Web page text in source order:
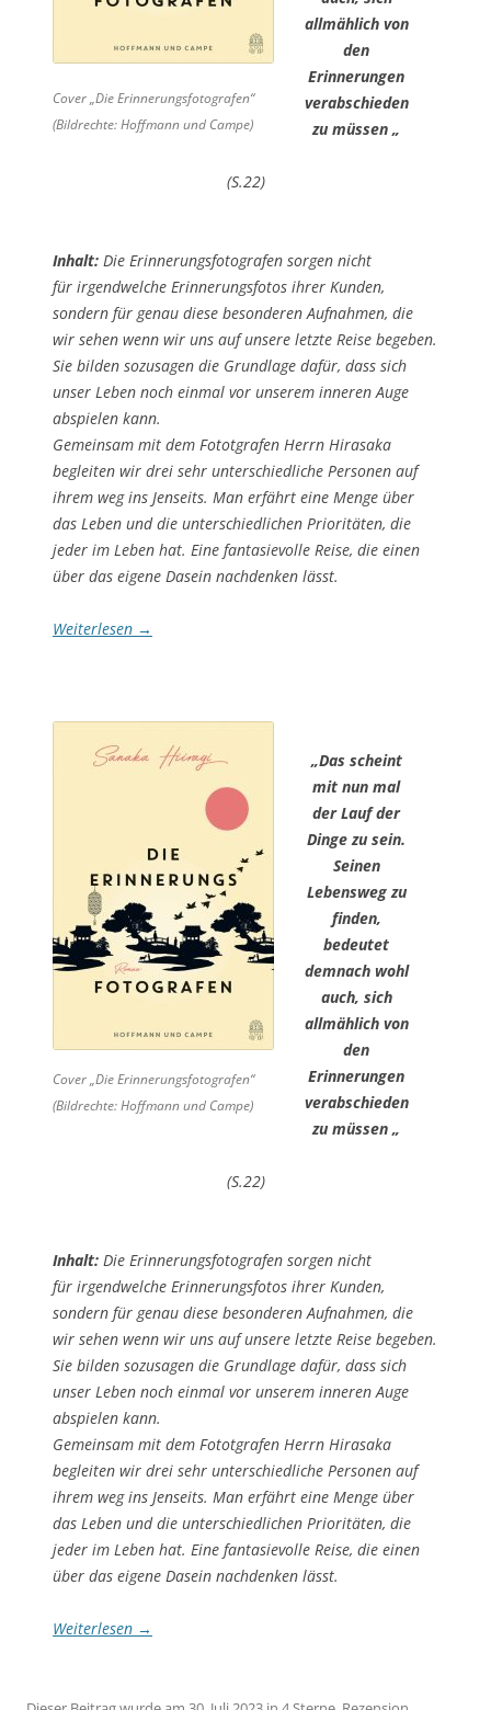
Cover „Die Erinnerungsfotografen“
(Bildrechte: Hoffmann und Campe)
allmählich von
den
Erinnerungen
verabschieden
zu müssen „
(S.22)
Inhalt: Die Erinnerungsfotografen sorgen nicht
für irgendwelche Erinnerungsfotos ihrer Kunden,
sondern für genau diese besonderen Aufnahmen, die
wir sehen wenn wir uns auf unsere letzte Reise begeben.
Sie bilden sozusagen die Grundlage dafür, dass sich
unser Leben noch einmal vor unserem inneren Auge
abspielen kann.
Gemeinsam mit dem Fototgrafen Herrn Hirasaka
begleiten wir drei sehr unterschiedliche Personen auf
ihrem weg ins Jenseits. Man erfährt eine Menge über
das Leben und die unterschiedlichen Prioritäten, die
jeder im Leben hat. Eine fantasievolle Reise, die einen
über das eigene Dasein nachdenken lässt.
Weiterlesen →
Cover „Die Erinnerungsfotografen“
(Bildrechte: Hoffmann und Campe)
„Das scheint
mit nun mal
der Lauf der
Dinge zu sein.
Seinen
Lebensweg zu
finden,
bedeutet
demnach wohl
auch, sich
allmählich von
den
Erinnerungen
verabschieden
zu müssen „
(S.22)
Inhalt: Die Erinnerungsfotografen sorgen nicht
für irgendwelche Erinnerungsfotos ihrer Kunden,
sondern für genau diese besonderen Aufnahmen, die
wir sehen wenn wir uns auf unsere letzte Reise begeben.
Sie bilden sozusagen die Grundlage dafür, dass sich
unser Leben noch einmal vor unserem inneren Auge
abspielen kann.
Gemeinsam mit dem Fototgrafen Herrn Hirasaka
begleiten wir drei sehr unterschiedliche Personen auf
ihrem weg ins Jenseits. Man erfährt eine Menge über
das Leben und die unterschiedlichen Prioritäten, die
jeder im Leben hat. Eine fantasievolle Reise, die einen
über das eigene Dasein nachdenken lässt.
Weiterlesen →